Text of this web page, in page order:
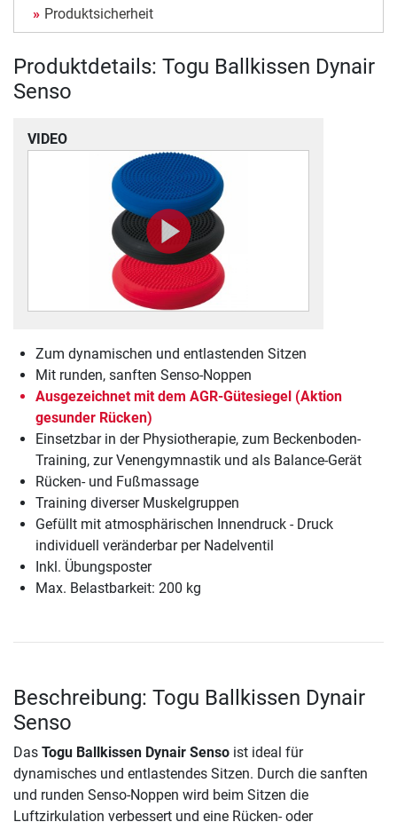
Produktsicherheit
Produktdetails: Togu Ballkissen Dynair
Senso
VIDEO
Zum dynamischen und entlastenden Sitzen
Mit runden, sanften Senso-Noppen
Ausgezeichnet mit dem AGR-Gütesiegel (Aktion
gesunder Rücken)
Einsetzbar in der Physiotherapie, zum Beckenboden-
Training, zur Venengymnastik und als Balance-Gerät
Rücken- und Fußmassage
Training diverser Muskelgruppen
Gefüllt mit atmosphärischen Innendruck - Druck
individuell veränderbar per Nadelventil
Inkl. Übungsposter
Max. Belastbarkeit: 200 kg
Beschreibung: Togu Ballkissen Dynair
Senso
Das Togu Ballkissen Dynair Senso ist ideal für
dynamisches und entlastendes Sitzen. Durch die sanften
und runden Senso-Noppen wird beim Sitzen die
Luftzirkulation verbessert und eine Rücken- oder